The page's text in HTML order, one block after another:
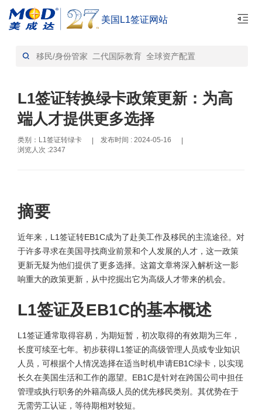
美国L1签证网站
首页> L1签证转绿卡-资讯
L1签证转换绿卡政策更新：为高
端人才提供更多选择
类别：L1签证转绿卡 | 发布时间 : 2024-05-16
|
浏览人次 :2347
摘要
近年来，L1签证转EB1C成为了赴美工作及移民的主流途径。对
于许多寻求在美国寻找商业前景和个人发展的人才，这一政策
更新无疑为他们提供了更多选择。这篇文章将深入解析这一影
响重大的政策更新，从中挖掘出它为高级人才带来的机会。
L1签证及EB1C的基本概述
L1签证通常取得容易，为期短暂，初次取得的有效期为三年，
长度可续至七年。初步获得L1签证的高级管理人员或专业知识
人员，可根据个人情况选择在适当时机申请EB1C绿卡，以实现
长久在美国生活和工作的愿望。EB1C是针对在跨国公司中担任
管理或执行职务的外籍高级人员的优先移民类别。其优势在于
无需劳工认证，等待期相对较短。